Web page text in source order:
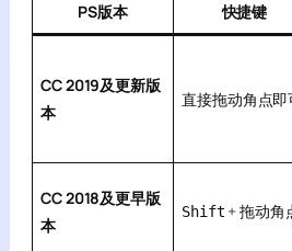
PS版本 快捷键
CC 2019及更新版
本
直接拖动角点即
CC 2018及更早版
本
Shift + 拖动角